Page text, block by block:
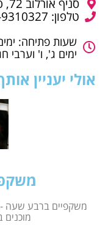
סניף אורלוב 72, פתח תקווה
טלפון: 03-9310327
שעות פתיחה: ימים א',
ימים ג', ו' וערבי חג 13:30 -
אולי יעניין
משקפיים ברבע שעה -
מוכנים